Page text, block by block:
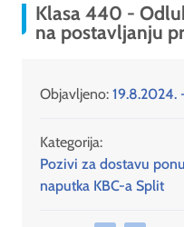
Klasa 440 -
na postavljanju
Objavljeno: 19.8.2024.
Kategorija:
Pozivi za dostavu
naputka KBC-a Split